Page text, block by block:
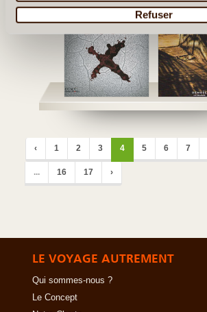
Refuser
‹ 1 2 3 4 5 6 7
... 16 17 ›
LE VOYAGE AUTREMENT
Qui sommes-nous ?
Le Concept